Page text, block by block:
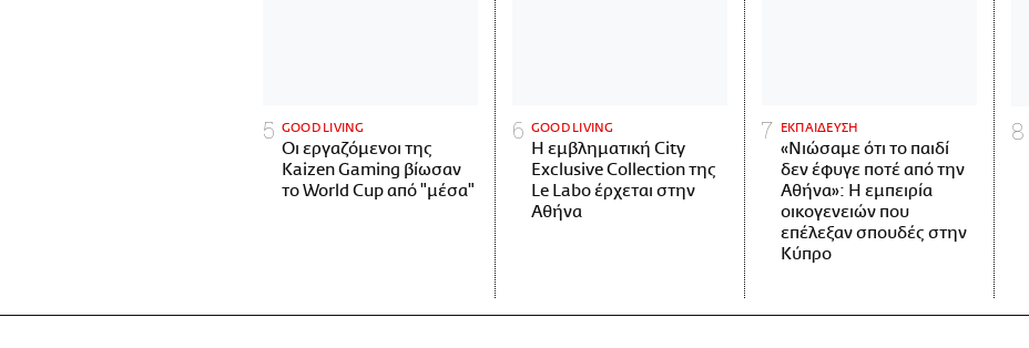
GOOD LIVING
Οι εργαζόμενοι της
Kaizen Gaming βίωσαν
το World Cup από "μέσα"
GOOD LIVING
Η εμβληματική City
Exclusive Collection της
Le Labo έρχεται στην
Αθήνα
ΕΚΠΑΙΔΕΥΣΗ
«Νιώσαμε ότι το παιδί
δεν έφυγε ποτέ από την
Αθήνα»: Η εμπειρία
οικογενειών που
επέλεξαν σπουδές στην
Κύπρο